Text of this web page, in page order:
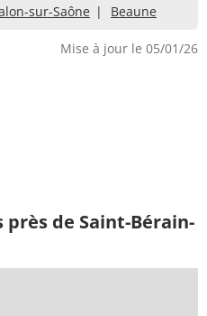
sur-Saône Beaune
Mise à jour le 05/01/26
de Saint-Bérain-